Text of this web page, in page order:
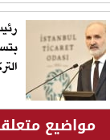
مواضيع